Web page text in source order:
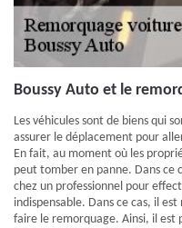
Boussy Auto et le
Les véhicules sont de biens qui
assurer le déplacement pour
En fait, au moment où les
peut tomber en panne. Dans ce
chez un professionnel pour
indispensable. Dans ce cas, il
faire le remorquage. Ainsi, il est